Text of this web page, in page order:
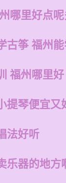
哪里好点
古筝 福州
福州哪里好
提琴便宜又
法好听
乐器的地方